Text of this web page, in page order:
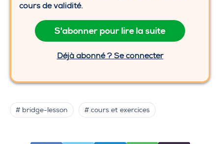
cours de validité.
S'abonner pour lire la suite
Déjà abonné ? Se connecter
# bridge-lesson # cours et exercices